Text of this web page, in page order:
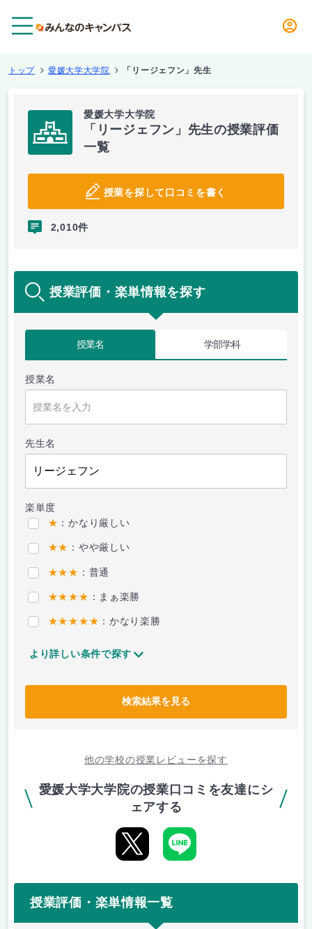
トップ 愛媛大学大学院 「リージェフン」先生
愛媛大学大学院
「リージェフン」先生の授業評価
一覧
授業を探して口コミを書く
2,010件
授業評価・楽単情報を探す
授業名 学部学科
授業名
先生名
楽単度
★ ：かなり厳しい
★★ ：やや厳しい
★★★ ：普通
★★★★ ：まぁ楽勝
★★★★★ ：かなり楽勝
より詳しい条件で探す
検索結果を見る
他の学校の授業レビューを探す
愛媛大学大学院の授業口コミを友達にシ
ェアする
授業評価・楽単情報一覧